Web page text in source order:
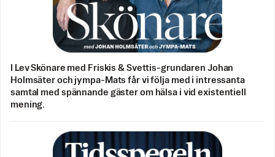
I Lev Skönare med Friskis & Svettis-grundaren Johan
Holmsäter och jympa-Mats får vi följa med i intressanta
samtal med spännande gäster om hälsa i vid existentiell
mening.